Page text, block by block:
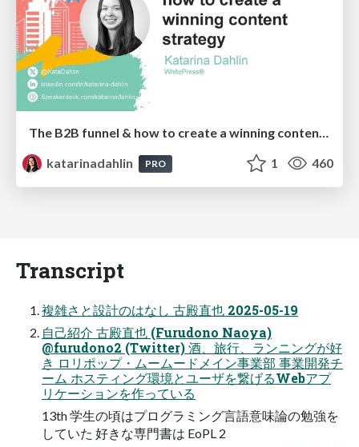
The B2B funnel & how to create a winning content strategy
katarinadahlin
PRO 1 460
Transcript
複雑さと設計のはなし 古殿直也 2025-05-19
自己紹介 古殿直也 (Furudono Naoya)
@furudono2 (Twitter) 酒、旅行、ランニングが好
き ロリポップ・ムームードメイン事業部 事業開発チ
ーム ホスティング環境とユーザを繋げるWebアプ
リケーションを作っている
13th 学生の頃はプログラミング言語意味論の勉強を
していた 好きな専門書は EoPL 2